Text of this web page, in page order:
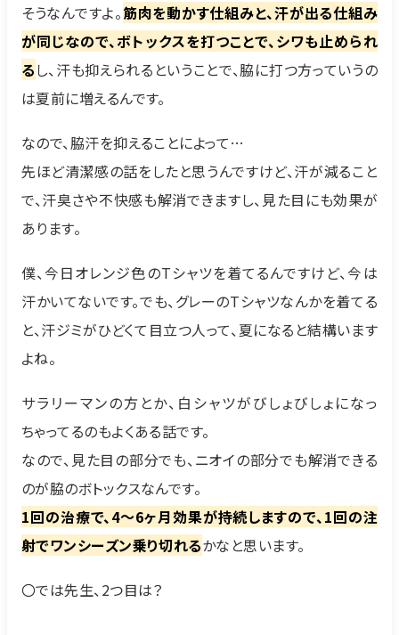
そうなんですよ。筋肉を動かす仕組みと、汗が出る仕組み
が同じなので、ボトックスを打つことで、シワも止められ
るし、汗も抑えられるということで、脇に打つ方っていうの
は夏前に増えるんです。
なので、脇汗を抑えることによって…
先ほど清潔感の話をしたと思うんですけど、汗が減ること
で、汗臭さや不快感も解消できますし、見た目にも効果が
あります。
僕、今日オレンジ色のTシャツを着てるんですけど、今は
汗かいてないです。でも、グレーのTシャツなんかを着てる
と、汗ジミがひどくて目立つ人って、夏になると結構います
よね。
サラリーマンの方とか、白シャツがびしょびしょになっ
ちゃってるのもよくある話です。
なので、見た目の部分でも、ニオイの部分でも解消できる
のが脇のボトックスなんです。
1回の治療で、4〜6ヶ月効果が持続しますので、1回の注
射でワンシーズン乗り切れるかなと思います。
〇では先生、2つ目は？